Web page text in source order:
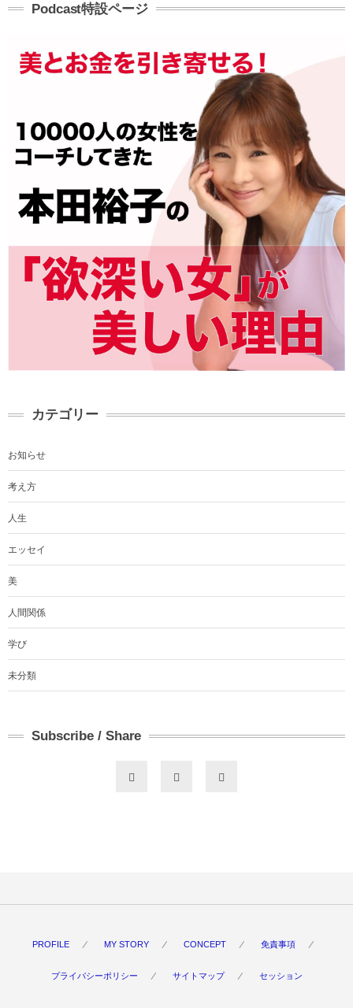
Podcast特設ページ
カテゴリー
お知らせ
考え方
人生
エッセイ
美
人間関係
学び
未分類
Subscribe / Share
PROFILE MY STORY CONCEPT 免責事項
プライバシーポリシー サイトマップ セッション